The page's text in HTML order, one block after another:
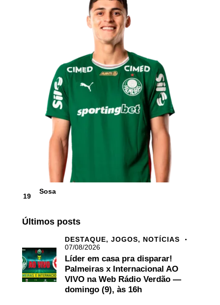
19
Sosa
Últimos posts
DESTAQUE, JOGOS, NOTÍCIAS
07/08/2026
Líder em casa pra disparar!
Palmeiras x Internacional AO
VIVO na Web Rádio Verdão —
domingo (9), às 16h